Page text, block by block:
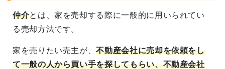
仲介とは、家を売却する際に一般的に用いられてい
る売却方法です。
家を売りたい売主が、不動産会社に売却を依頼をし
て一般の人から買い手を探してもらい、不動産会社